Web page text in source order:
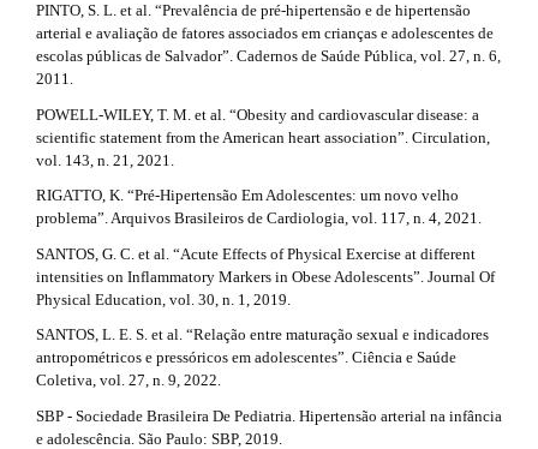
PINTO, S. L. et al. “Prevalência de pré-hipertensão e de hipertensão
arterial e avaliação de fatores associados em crianças e adolescentes de
escolas públicas de Salvador”. Cadernos de Saúde Pública, vol. 27, n. 6,
2011.
POWELL-WILEY, T. M. et al. “Obesity and cardiovascular disease: a
scientific statement from the American heart association”. Circulation,
vol. 143, n. 21, 2021.
RIGATTO, K. “Pré-Hipertensão Em Adolescentes: um novo velho
problema”. Arquivos Brasileiros de Cardiologia, vol. 117, n. 4, 2021.
SANTOS, G. C. et al. “Acute Effects of Physical Exercise at different
intensities on Inflammatory Markers in Obese Adolescents”. Journal Of
Physical Education, vol. 30, n. 1, 2019.
SANTOS, L. E. S. et al. “Relação entre maturação sexual e indicadores
antropométricos e pressóricos em adolescentes”. Ciência e Saúde
Coletiva, vol. 27, n. 9, 2022.
SBP - Sociedade Brasileira De Pediatria. Hipertensão arterial na infância
e adolescência. São Paulo: SBP, 2019.